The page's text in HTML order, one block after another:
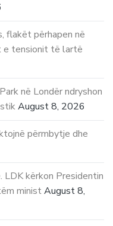
flakët përhapen në
e tensionit të lartë
në Londër ndryshon
August 8, 2026
përmbytje dhe
LDK kërkon Presidentin
ministAugust 8,